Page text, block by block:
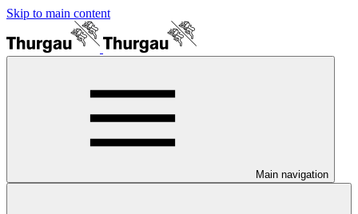
Skip to main content
Main navigation